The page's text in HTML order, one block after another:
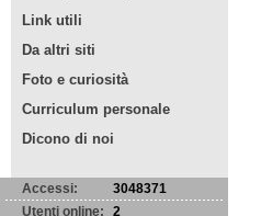
Link utili
Da altri siti
Foto e curiosità
Curriculum personale
Dicono di noi
Accessi:
3048371
Utenti online:
2